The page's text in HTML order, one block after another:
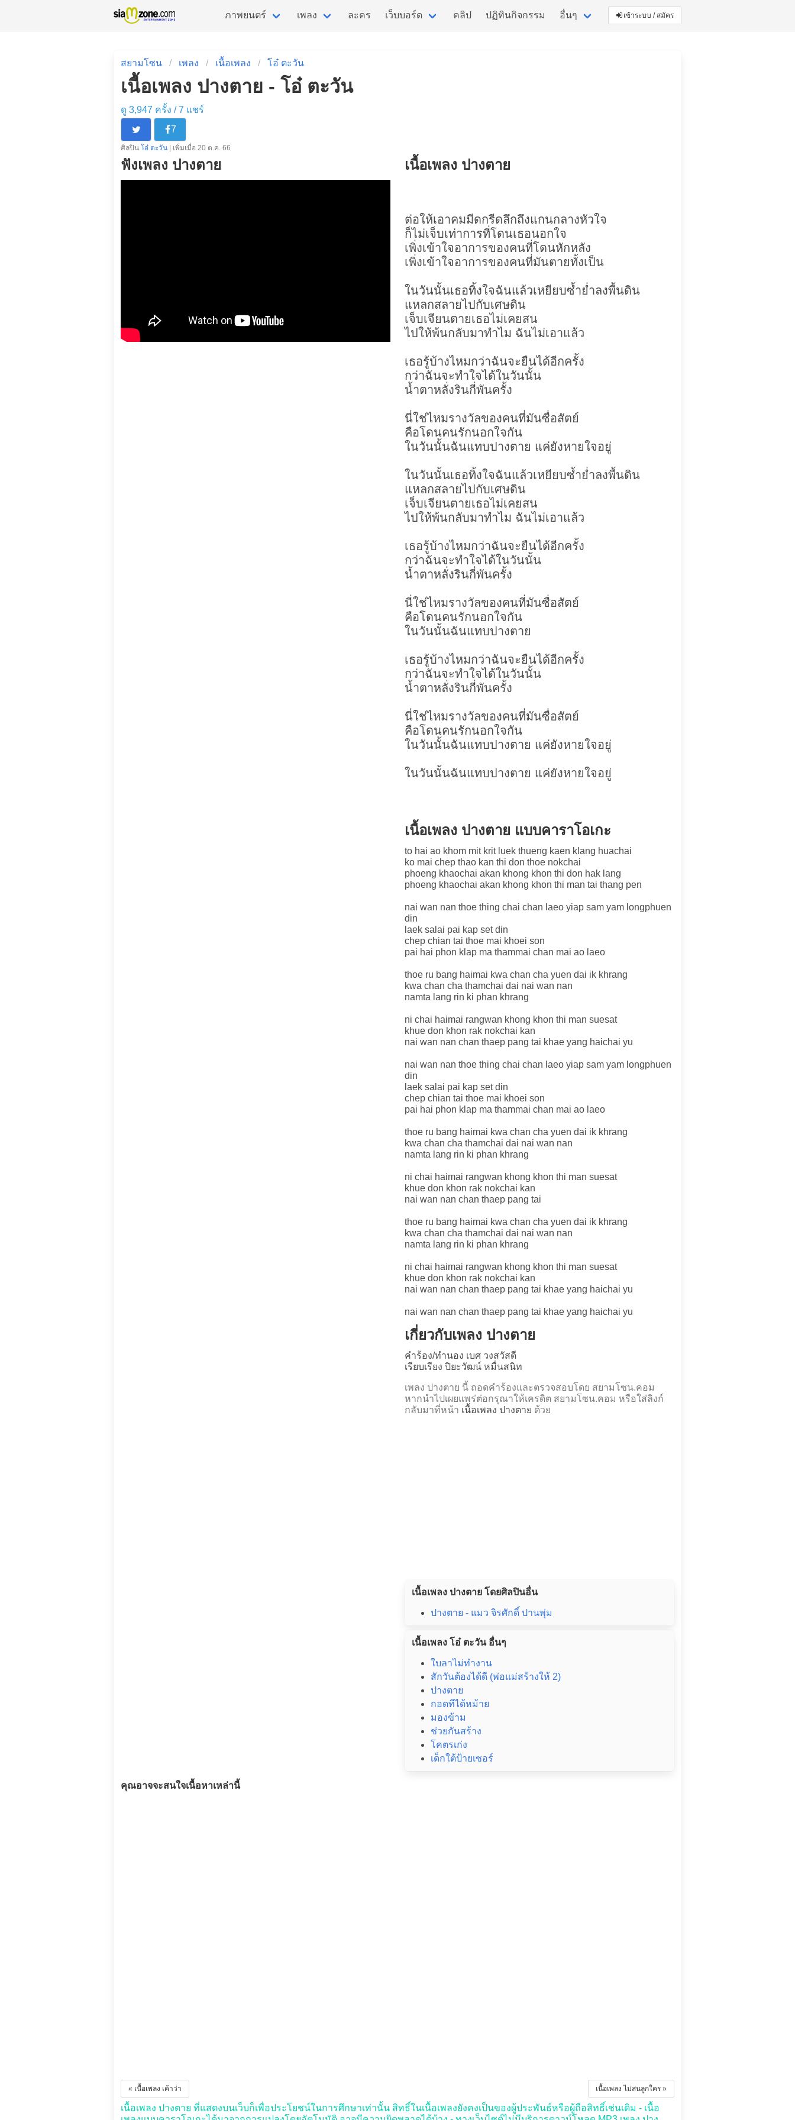
ภาพยนตร์ เพลง ละคร เว็บบอร์ด คลิป ปฏิทินกิจกรรม อื่นๆ เข้าระบบ / สมัคร
สยามโซน เพลง เนื้อเพลง โอ๋ ตะวัน
เนื้อเพลง ปางตาย - โอ๋ ตะวัน
ดู 3,947 ครั้ง /7 แชร์
7
ศิลปิน โอ๋ ตะวัน | เพิ่มเมื่อ 20 ต.ค. 66
ฟังเพลง ปางตาย เนื้อเพลง ปางตาย
ต่อให้เอาคมมีดกรีดลึกถึงแกนกลางหัวใจ
ก็ไม่เจ็บเท่าการที่โดนเธอนอกใจ
เพิ่งเข้าใจอาการของคนที่โดนหักหลัง
เพิ่งเข้าใจอาการของคนที่มันตายทั้งเป็น
ในวันนั้นเธอทิ้งใจฉันแล้วเหยียบซ้ำย่ำลงพื้นดิน
แหลกสลายไปกับเศษดิน
เจ็บเจียนตายเธอไม่เคยสน
ไปให้พ้นกลับมาทำไม ฉันไม่เอาแล้ว
เธอรู้บ้างไหมกว่าฉันจะยืนได้อีกครั้ง
กว่าฉันจะทำใจได้ในวันนั้น
น้ำตาหลั่งรินกี่พันครั้ง
นี่ใช่ไหมรางวัลของคนที่มันซื่อสัตย์
คือโดนคนรักนอกใจกัน
ในวันนั้นฉันแทบปางตาย แค่ยังหายใจอยู่
ในวันนั้นเธอทิ้งใจฉันแล้วเหยียบซ้ำย่ำลงพื้นดิน
แหลกสลายไปกับเศษดิน
เจ็บเจียนตายเธอไม่เคยสน
ไปให้พ้นกลับมาทำไม ฉันไม่เอาแล้ว
เธอรู้บ้างไหมกว่าฉันจะยืนได้อีกครั้ง
กว่าฉันจะทำใจได้ในวันนั้น
น้ำตาหลั่งรินกี่พันครั้ง
นี่ใช่ไหมรางวัลของคนที่มันซื่อสัตย์
คือโดนคนรักนอกใจกัน
ในวันนั้นฉันแทบปางตาย
เธอรู้บ้างไหมกว่าฉันจะยืนได้อีกครั้ง
กว่าฉันจะทำใจได้ในวันนั้น
น้ำตาหลั่งรินกี่พันครั้ง
นี่ใช่ไหมรางวัลของคนที่มันซื่อสัตย์
คือโดนคนรักนอกใจกัน
ในวันนั้นฉันแทบปางตาย แค่ยังหายใจอยู่
ในวันนั้นฉันแทบปางตาย แค่ยังหายใจอยู่
เนื้อเพลง ปางตาย แบบคาราโอเกะ
to hai ao khom mit krit luek thueng kaen klang huachai
ko mai chep thao kan thi don thoe nokchai
phoeng khaochai akan khong khon thi don hak lang
phoeng khaochai akan khong khon thi man tai thang pen
nai wan nan thoe thing chai chan laeo yiap sam yam longphuen
din
laek salai pai kap set din
chep chian tai thoe mai khoei son
pai hai phon klap ma thammai chan mai ao laeo
thoe ru bang haimai kwa chan cha yuen dai ik khrang
kwa chan cha thamchai dai nai wan nan
namta lang rin ki phan khrang
ni chai haimai rangwan khong khon thi man suesat
khue don khon rak nokchai kan
nai wan nan chan thaep pang tai khae yang haichai yu
nai wan nan thoe thing chai chan laeo yiap sam yam longphuen
din
laek salai pai kap set din
chep chian tai thoe mai khoei son
pai hai phon klap ma thammai chan mai ao laeo
thoe ru bang haimai kwa chan cha yuen dai ik khrang
kwa chan cha thamchai dai nai wan nan
namta lang rin ki phan khrang
ni chai haimai rangwan khong khon thi man suesat
khue don khon rak nokchai kan
nai wan nan chan thaep pang tai
thoe ru bang haimai kwa chan cha yuen dai ik khrang
kwa chan cha thamchai dai nai wan nan
namta lang rin ki phan khrang
ni chai haimai rangwan khong khon thi man suesat
khue don khon rak nokchai kan
nai wan nan chan thaep pang tai khae yang haichai yu
nai wan nan chan thaep pang tai khae yang haichai yu
เกี่ยวกับเพลง ปางตาย
คำร้อง/ทำนอง เบศ วงสวัสดี
เรียบเรียง ปิยะวัฒน์ หมื่นสนิท
เพลง ปางตาย นี้ ถอดคำร้องและตรวจสอบโดย สยามโซน.คอม
หากนำไปเผยแพร่ต่อกรุณาให้เครดิต สยามโซน.คอม หรือใส่ลิงก์
กลับมาที่หน้า เนื้อเพลง ปางตาย ด้วย
เนื้อเพลง ปางตาย โดยศิลปินอื่น
ปางตาย - แมว จิรศักดิ์ ปานพุ่ม
เนื้อเพลง โอ๋ ตะวัน อื่นๆ
ใบลาไม่ทำงาน
สักวันต้องได้ดี (พ่อแม่สร้างให้ 2)
ปางตาย
กอดทีได้หม้าย
มองข้าม
ช่วยกันสร้าง
โคตรเก่ง
เด็กใต้ป้ายเซอร์
คุณอาจจะสนใจเนื้อหาเหล่านี้
เนื้อเพลง ไม่สนลูกใคร »
« เนื้อเพลง เค้าว่า
เนื้อเพลง ปางตาย ที่แสดงบนเว็บก็เพื่อประโยชน์ในการศึกษาเท่านั้น สิทธิ์ในเนื้อเพลงยังคงเป็นของผู้ประพันธ์หรือผู้ถือสิทธิ์เช่นเดิม - เนื้อ